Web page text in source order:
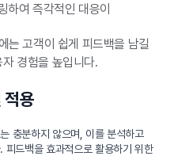
하여 즉각적인 대응이
는 고객이 쉽게 피드백을 남길
경험을 높입니다.
적용
충분하지 않으며, 이를 분석하고
피드백을 효과적으로 활용하기 위한